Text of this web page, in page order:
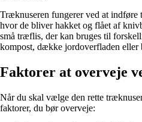
Træknuseren fungerer ved at
hvor de bliver hakket og flået af
små træflis, der kan bruges til
kompost, dække jordoverfladen eller
Faktorer at overveje
Når du skal vælge den rette
faktorer, du bør overveje: